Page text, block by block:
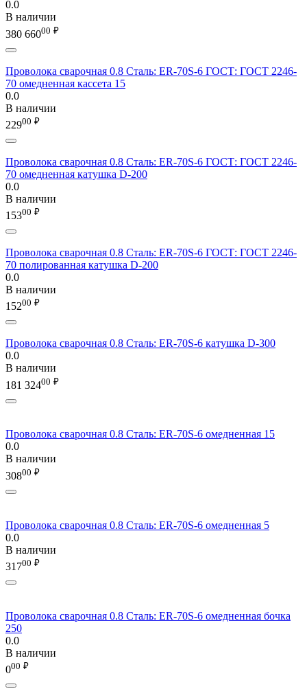
0.0
В наличии
380 66000 ₽
Проволока сварочная 0.8 Сталь: ER-70S-6 ГОСТ: ГОСТ 2246-
70 омедненная кассета 15
0.0
В наличии
22900 ₽
Проволока сварочная 0.8 Сталь: ER-70S-6 ГОСТ: ГОСТ 2246-
70 омедненная катушка D-200
0.0
В наличии
15300 ₽
Проволока сварочная 0.8 Сталь: ER-70S-6 ГОСТ: ГОСТ 2246-
70 полированная катушка D-200
0.0
В наличии
15200 ₽
Проволока сварочная 0.8 Сталь: ER-70S-6 катушка D-300
0.0
В наличии
181 32400 ₽
Проволока сварочная 0.8 Сталь: ER-70S-6 омедненная 15
0.0
В наличии
30800 ₽
Проволока сварочная 0.8 Сталь: ER-70S-6 омедненная 5
0.0
В наличии
31700 ₽
Проволока сварочная 0.8 Сталь: ER-70S-6 омедненная бочка
250
0.0
В наличии
000 ₽